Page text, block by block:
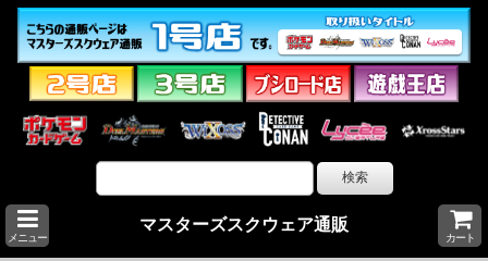
メニュー
マスターズスクウェア通販
カート